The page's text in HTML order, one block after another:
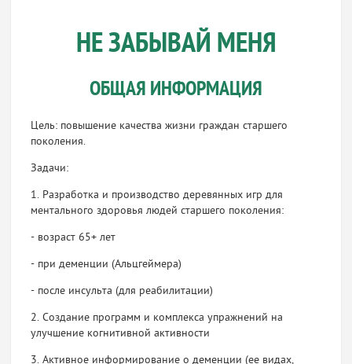
НЕ ЗАБЫВАЙ МЕНЯ
ОБЩАЯ ИНФОРМАЦИЯ
Цель: повышение качества жизни граждан старшего
поколения.
Задачи:
1. Разработка и производство деревянных игр для
ментального здоровья людей старшего поколения:
- возраст 65+ лет
- при деменции (Альцгеймера)
- после инсульта (для реабилитации)
2. Создание программ и комплекса упражнений на
улучшение когнитивной активности
3. Активное информирование о деменции (ее видах,